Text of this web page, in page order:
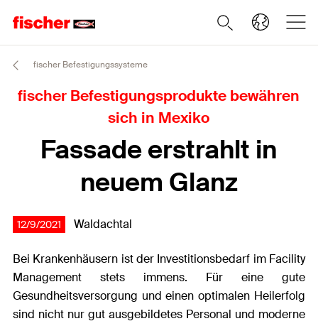
fischer Befestigungssysteme
fischer Befestigungsprodukte bewähren
sich in Mexiko
Fassade erstrahlt in
neuem Glanz
12/9/2021 Waldachtal
Bei Krankenhäusern ist der Investitionsbedarf im Facility
Management stets immens. Für eine gute
Gesundheitsversorgung und einen optimalen Heilerfolg
sind nicht nur gut ausgebildetes Personal und moderne